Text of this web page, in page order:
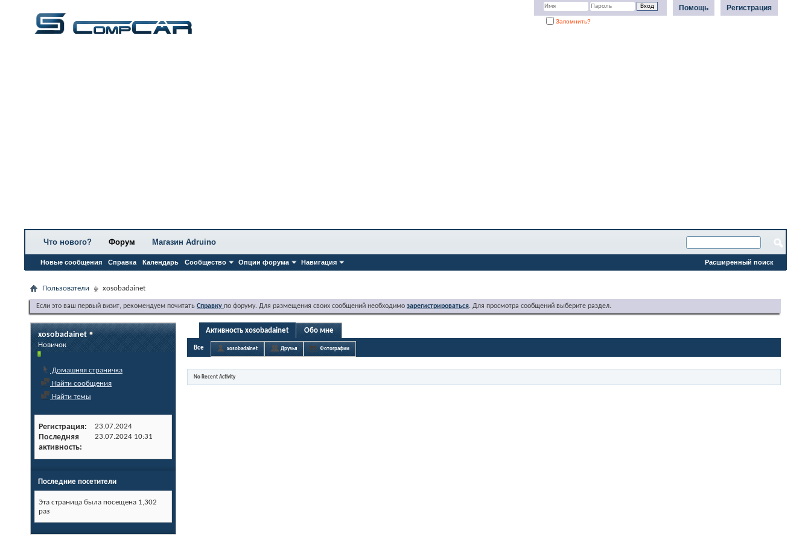
Регистрация
Помощь
Запомнить?
Что нового? Форум
Новые сообщения Справка Календарь Сообщество Опции форума Навигация
Магазин Adruino
Расширенный поиск
Пользователи xosobadainet
Если это ваш первый визит, рекомендуем почитать Справку по форуму. Для размещения своих сообщений необходимо зарегистрироваться. Для просмотра сообщений выберите раздел.
xosobadainet
Новичок
Домашняя страничка
Найти сообщения
Найти темы
Регистрация 23.07.2024
Последняя
активность
23.07.2024 10:31
Последние посетители
Эта страница была посещена 1,302
раз
Активность xosobadainet Обо мне
Все xosobadainet Друзья Фотографии
No Recent Activity